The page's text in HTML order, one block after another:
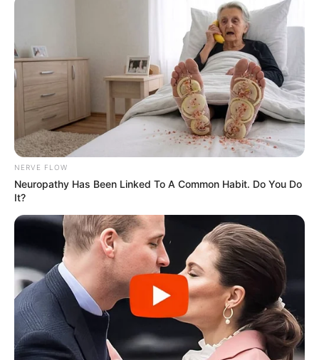
NERVE FLOW
Neuropathy Has Been Linked To A Common Habit. Do You Do
It?